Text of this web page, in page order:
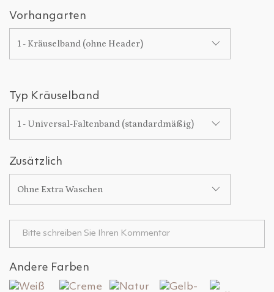
Vorhangarten
1 - Kräuselband (ohne Header)
Typ Kräuselband
1 - Universal-Faltenband (standardmäßig)
Zusätzlich
Ohne Extra Waschen
Andere Farben